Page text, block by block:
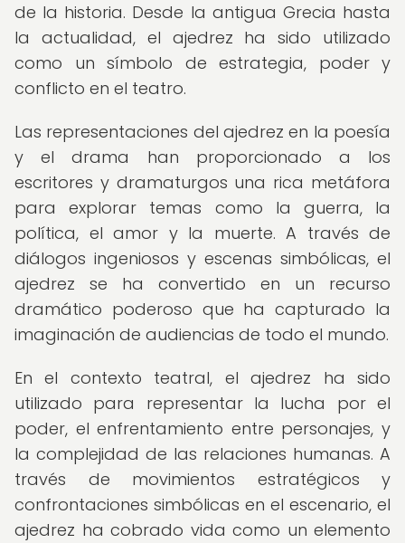
de la historia. Desde la antigua Grecia hasta
la actualidad, el ajedrez ha sido utilizado
como un símbolo de estrategia, poder y
conflicto en el teatro.
Las representaciones del ajedrez en la poesía
y el drama han proporcionado a los
escritores y dramaturgos una rica metáfora
para explorar temas como la guerra, la
política, el amor y la muerte. A través de
diálogos ingeniosos y escenas simbólicas, el
ajedrez se ha convertido en un recurso
dramático poderoso que ha capturado la
imaginación de audiencias de todo el mundo.
En el contexto teatral, el ajedrez ha sido
utilizado para representar la lucha por el
poder, el enfrentamiento entre personajes, y
la complejidad de las relaciones humanas. A
través de movimientos estratégicos y
confrontaciones simbólicas en el escenario, el
ajedrez ha cobrado vida como un elemento